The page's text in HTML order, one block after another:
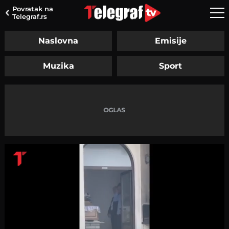
Povratak na
Telegraf.rs
Naslovna Emisije
Muzika Sport